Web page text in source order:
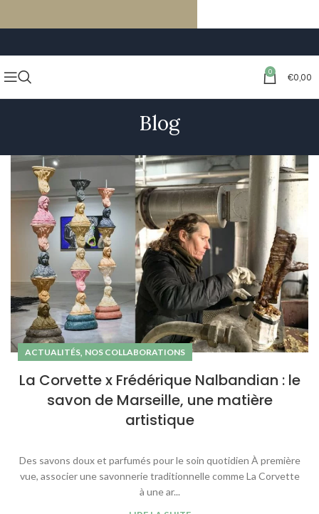
0 €0,00
Blog
ACTUALITÉS, NOS COLLABORATIONS
La Corvette x Frédérique Nalbandian : le
savon de Marseille, une matière
artistique
Des savons doux et parfumés pour le soin quotidien À première
vue, associer une savonnerie traditionnelle comme La Corvette
à une ar...